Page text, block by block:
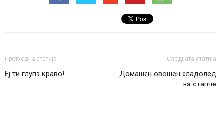
Претходна статија
Еј ти глупа краво!
Следната статија
Домашен овошен сладолед
на стапче